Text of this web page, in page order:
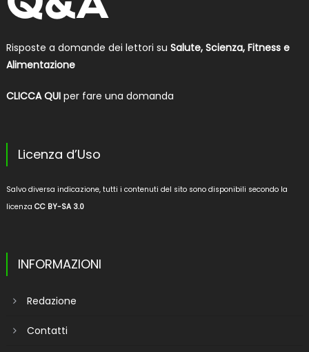
Risposte a domande dei lettori su Salute, Scienza, Fitness e
Alimentazione
CLICCA QUIper fare una domanda
Licenza d’Uso
Salvo diversa indicazione, tutti i contenuti del sito sono disponibili secondo la
licenza CC BY-SA 3.0
INFORMAZIONI
Redazione
Contatti